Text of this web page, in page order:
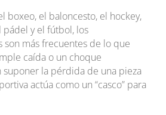
boxeo, el baloncesto, el hockey,
pádel y el fútbol, los
son más frecuentes de lo que
caída o un choque
la pérdida de una pieza
actúa como un “casco” para